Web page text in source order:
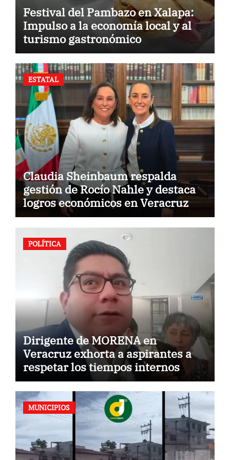
Festival del Pambazo en Xalapa:
Impulso a la economía local y al
turismo gastronómico
ESTATAL
Claudia Sheinbaum respalda
gestión de Rocío Nahle y destaca
logros económicos en Veracruz
POLÍTICA
Dirigente de MORENA en
Veracruz exhorta a aspirantes a
respetar los tiempos internos
MUNICIPIOS